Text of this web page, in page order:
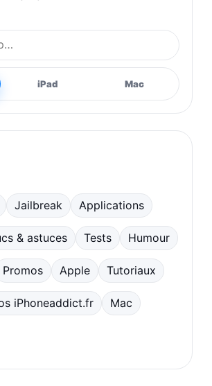
iPad Mac
Jailbreak Applications
& astuces Tests Humour
Promos Apple Tutoriaux
iPhoneaddict.fr Mac